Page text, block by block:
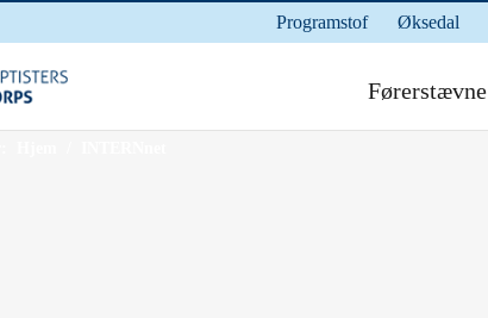
Programstof Øksedal
Førerstævne